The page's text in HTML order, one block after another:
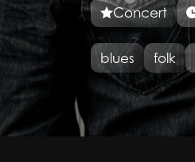
Concert
blues folk